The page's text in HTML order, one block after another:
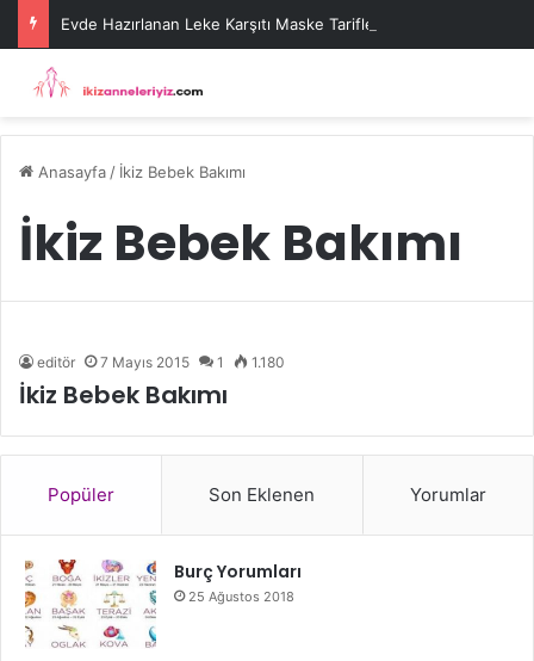
Evde Hazırlanan Leke Karşıtı Maske Tarifleri
Anasayfa / İkiz Bebek Bakımı
İkiz Bebek Bakımı
editör 7 Mayıs 2015 1 1.180
İkiz Bebek Bakımı
Popüler Son Eklenen Yorumlar
Burç Yorumları
25 Ağustos 2018